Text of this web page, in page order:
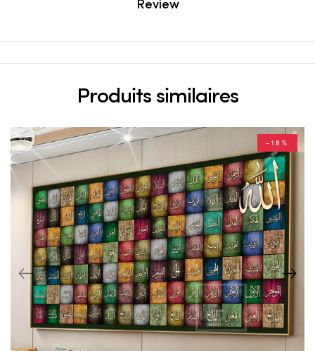
Review
Produits similaires
-18%